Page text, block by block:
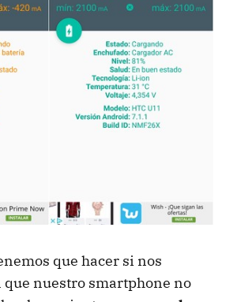
que hacer si nos
nuestro smartphone no